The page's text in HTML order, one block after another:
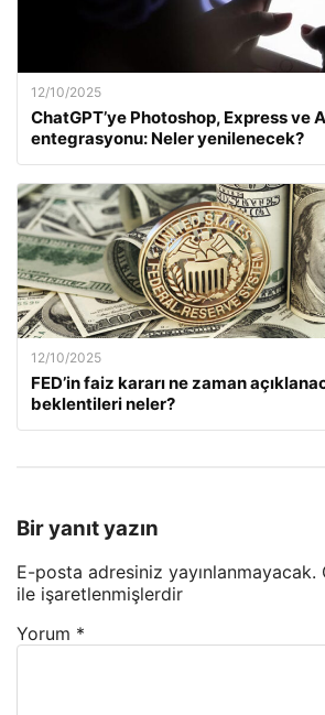
12/10/2025
ChatGPT’ye Photoshop, Express ve
entegrasyonu: Neler yenilenecek?
12/10/2025
FED’in faiz kararı ne zaman
beklentileri neler?
Bir yanıt yazın
E-posta adresiniz yayınlanmayacak.
ile işaretlenmişlerdir
Yorum *